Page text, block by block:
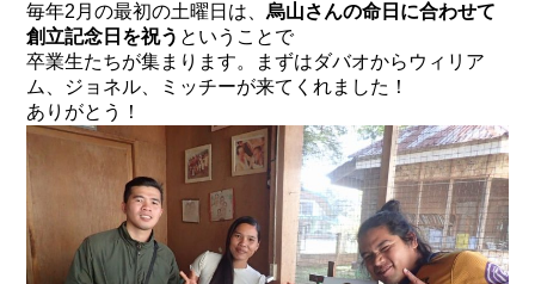
毎年2月の最初の土曜日は、烏山さんの命日に合わせて
創立記念日を祝う ということで
卒業生たちが集まります。まずはダバオからウィリア
ム、ジョネル、ミッチーが来てくれました！
ありがとう！